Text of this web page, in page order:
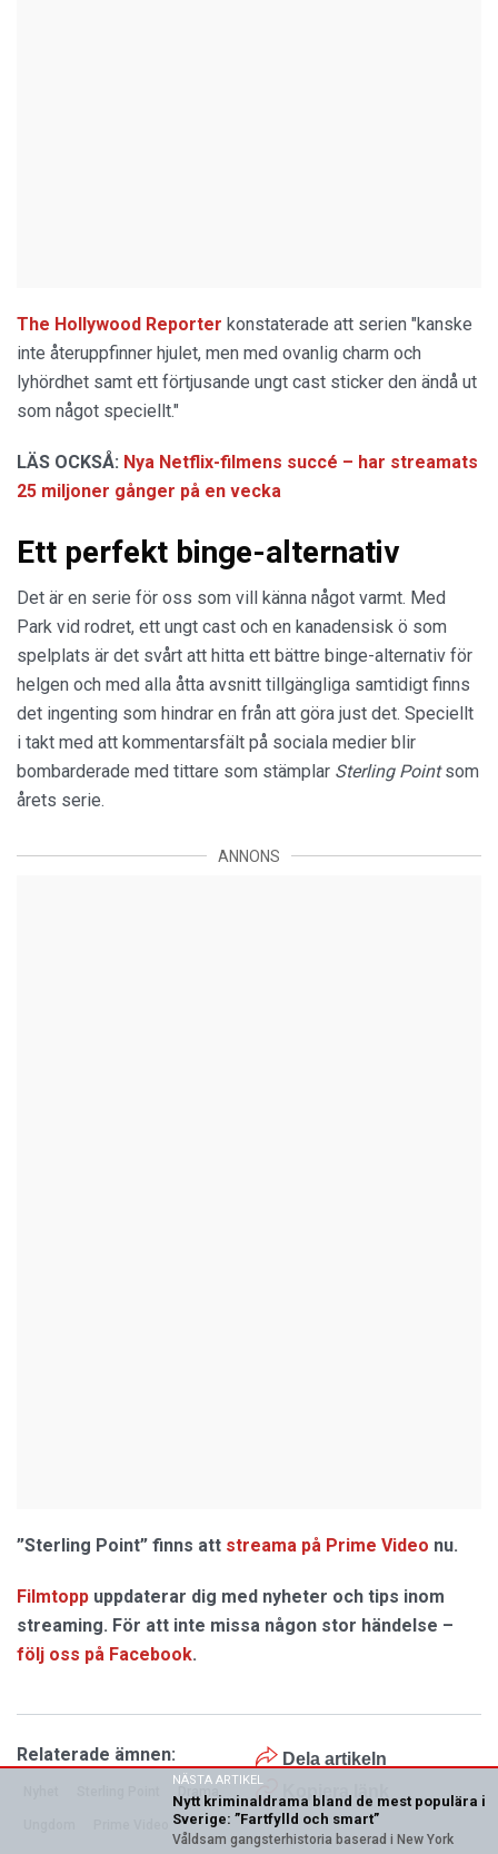
The Hollywood Reporter konstaterade att serien "kanske
inte återuppfinner hjulet, men med ovanlig charm och
lyhördhet samt ett förtjusande ungt cast sticker den ändå ut
som något speciellt."
LÄS OCKSÅ: Nya Netflix-filmens succé – har streamats
25 miljoner gånger på en vecka
Ett perfekt binge-alternativ
Det är en serie för oss som vill känna något varmt. Med
Park vid rodret, ett ungt cast och en kanadensisk ö som
spelplats är det svårt att hitta ett bättre binge-alternativ för
helgen och med alla åtta avsnitt tillgängliga samtidigt finns
det ingenting som hindrar en från att göra just det. Speciellt
i takt med att kommentarsfält på sociala medier blir
bombarderade med tittare som stämplar Sterling Pointsom
årets serie.
ANNONS
”Sterling Point” finns att streama på Prime Video nu.
Filmtopp uppdaterar dig med nyheter och tips inom
streaming. För att inte missa någon stor händelse –
följ oss på Facebook.
Dela artikeln
Kopiera länk
Relaterade ämnen:
NÄSTA ARTIKEL
Nytt kriminaldrama bland de mest populära i
Sverige: ”Fartfylld och smart”
Våldsam gangsterhistoria baserad i New York